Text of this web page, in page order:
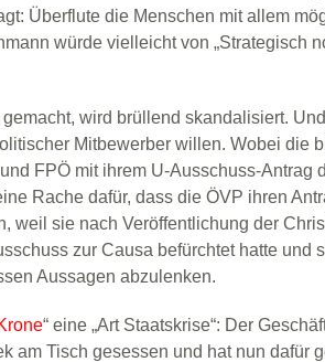
Überflute die Menschen mit allem
würde vielleicht von „Strategisch
wird brüllend skandalisiert.
Mitbewerber willen. Wobei die
FPÖ mit ihrem U-Ausschuss-Antrag
Rache dafür, dass die ÖVP ihren
weil sie nach Veröffentlichung der
zur Causa befürchtet hatte und
Aussagen abzulenken.
“ eine „Art Staatskrise“: Der
am Tisch gesessen und hat nun dafür